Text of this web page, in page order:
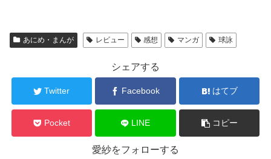
あにめ・まんが レビュー 感想 マンガ 球詠
シェアする
Twitter Facebook はてブ
Pocket LINE コピー
愛紗をフォローする